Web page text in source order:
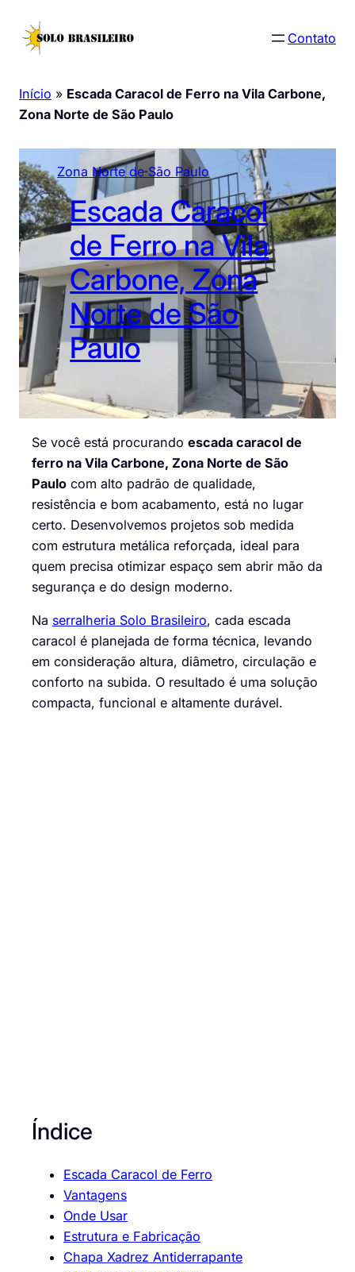
para
Contato
Início » Escada Caracol de Ferro na Vila Carbone,
Zona Norte de São Paulo
Zona Norte de São Paulo
Escada Caracol
de Ferro na Vila
Carbone, Zona
Norte de São
Paulo
Se você está procurando escada caracol de
ferro na Vila Carbone, Zona Norte de São
Paulo com alto padrão de qualidade,
resistência e bom acabamento, está no lugar
certo. Desenvolvemos projetos sob medida
com estrutura metálica reforçada, ideal para
quem precisa otimizar espaço sem abrir mão da
segurança e do design moderno.
Na serralheria Solo Brasileiro, cada escada
caracol é planejada de forma técnica, levando
em consideração altura, diâmetro, circulação e
conforto na subida. O resultado é uma solução
compacta, funcional e altamente durável.
Índice
Escada Caracol de Ferro
Vantagens
Onde Usar
Estrutura e Fabricação
Chapa Xadrez Antiderrapante